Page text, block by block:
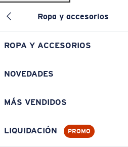
Ropa y accesorios
ROPA Y ACCESORIOS
NOVEDADES
MÁS VENDIDOS
LIQUIDACIÓN PROMO